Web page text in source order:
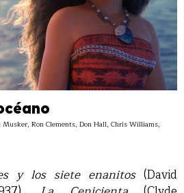
Ron Clements, Don Hall, Chris Williams,
y los siete enanitos(David